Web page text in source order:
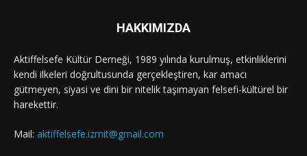
HAKKIMIZDA
Aktiffelsefe Kültür Derneği, 1989 yılında kurulmuş, etkinliklerini
kendi ilkeleri doğrultusunda gerçekleştiren, kar amacı
gütmeyen, siyasi ve dini bir nitelik taşımayan felsefi-kültürel bir
harekettir.
Mail: aktiffelsefe.izmit@gmail.com